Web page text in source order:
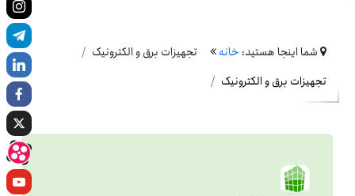
شما اینجا هستید: خانه
تجهیزات برق و الکترونیک
تجهیزات برق و الکترونیک